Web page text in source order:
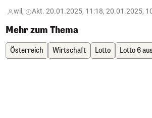
wil, Akt. 20.01.2025, 11:18, 20.01.2025,
Mehr zum Thema
Österreich Wirtschaft Lotto Lotto 6